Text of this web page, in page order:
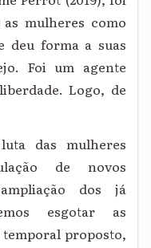
mulheres como
deu forma a suas
Foi um agente
Logo, de
das mulheres
de novos
dos já
esgotar as
proposto,